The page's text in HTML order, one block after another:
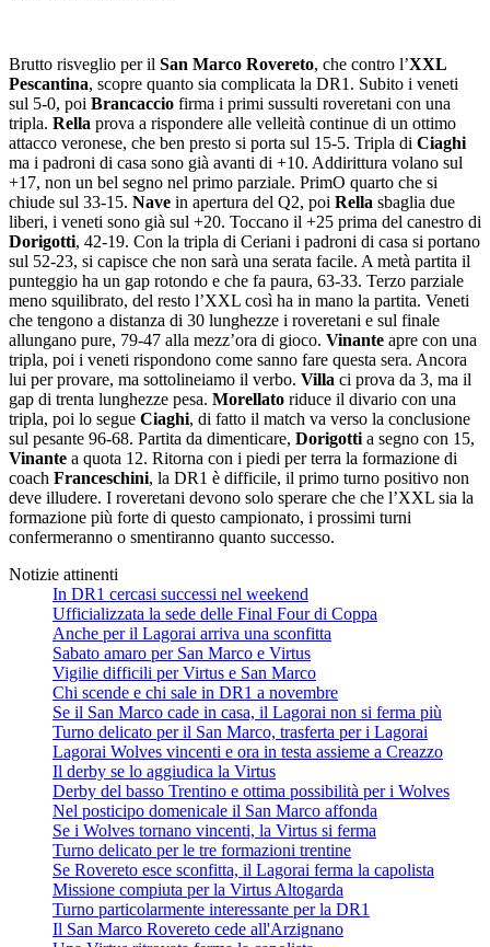
Brutto risveglio per il San Marco Rovereto, che contro l’XXL
Pescantina, scopre quanto sia complicata la DR1. Subito i veneti
sul 5-0, poi Brancaccio firma i primi sussulti roveretani con una
tripla. Rella prova a rispondere alle velleità continue di un ottimo
attacco veronese, che ben presto si porta sul 15-5. Tripla di Ciaghi
ma i padroni di casa sono già avanti di +10. Addirittura volano sul
+17, non un bel segno nel primo parziale. PrimO quarto che si
chiude sul 33-15. Nave in apertura del Q2, poi Rella sbaglia due
liberi, i veneti sono già sul +20. Toccano il +25 prima del canestro di
Dorigotti, 42-19. Con la tripla di Ceriani i padroni di casa si portano
sul 52-23, si capisce che non sarà una serata facile. A metà partita il
punteggio ha un gap rotondo e che fa paura, 63-33. Terzo parziale
meno squilibrato, del resto l’XXL così ha in mano la partita. Veneti
che tengono a distanza di 30 lunghezze i roveretani e sul finale
allungano pure, 79-47 alla mezz’ora di gioco. Vinante apre con una
tripla, poi i veneti rispondono come sanno fare questa sera. Ancora
lui per provare, ma sottolineiamo il verbo. Villa ci prova da 3, ma il
gap di trenta lunghezze pesa. Morellato riduce il divario con una
tripla, poi lo segue Ciaghi, di fatto il match va verso la conclusione
sul pesante 96-68. Partita da dimenticare, Dorigotti a segno con 15,
Vinante a quota 12. Ritorna con i piedi per terra la formazione di
coach Franceschini, la DR1 è difficile, il primo turno positivo non
deve illudere. I roveretani devono solo sperare che che l’XXL sia la
formazione più forte di questo campionato, i prossimi turni
confermeranno o smentiranno quanto successo.
Notizie attinenti
In DR1 cercasi successi nel weekend
Ufficializzata la sede delle Final Four di Coppa
Anche per il Lagorai arriva una sconfitta
Sabato amaro per San Marco e Virtus
Vigilie difficili per Virtus e San Marco
Chi scende e chi sale in DR1 a novembre
Se il San Marco cade in casa, il Lagorai non si ferma più
Turno delicato per il San Marco, trasferta per i Lagorai
Lagorai Wolves vincenti e ora in testa assieme a Creazzo
Il derby se lo aggiudica la Virtus
Derby del basso Trentino e ottima possibilità per i Wolves
Nel posticipo domenicale il San Marco affonda
Se i Wolves tornano vincenti, la Virtus si ferma
Turno delicato per le tre formazioni trentine
Se Rovereto esce sconfitta, il Lagorai ferma la capolista
Missione compiuta per la Virtus Altogarda
Turno particolarmente interessante per la DR1
Il San Marco Rovereto cede all'Arzignano